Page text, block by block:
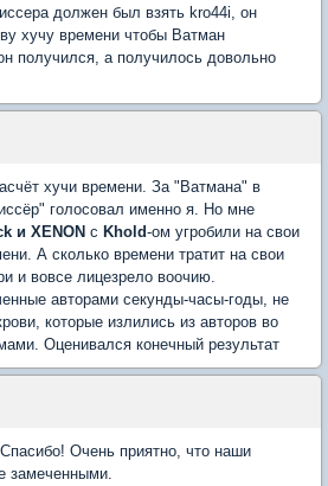
должен был взять kro44i, он
хучу времени чтобы Ватман
получился, а получилось довольно
хучи времени. За "Ватмана" в
голосовал именно я. Но мне
и XENON с Khold-ом угробили на свои
А сколько времени тратит на свои
и вовсе лицезрело воочию.
авторами секунды-часы-годы, не
которые излились из авторов во
Оценивался конечный результат
Очень приятно, что наши
замеченными.